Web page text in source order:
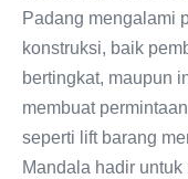
Padang mengalami
konstruksi, baik
bertingkat, maupun
membuat
seperti lift barang
Mandala hadir